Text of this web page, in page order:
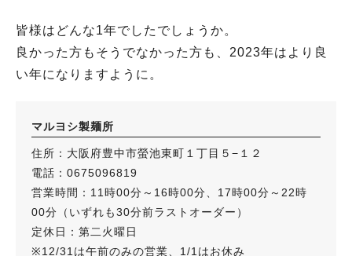
皆様はどんな1年でしたでしょうか。
良かった方もそうでなかった方も、2023年はより良
い年になりますように。
マルヨシ製麺所
住所：大阪府豊中市螢池東町１丁目５−１２
電話：0675096819
営業時間：11時00分～16時00分、17時00分～22時
00分（いずれも30分前ラストオーダー）
定休日：第二火曜日
※12/31は午前のみの営業、1/1はお休み